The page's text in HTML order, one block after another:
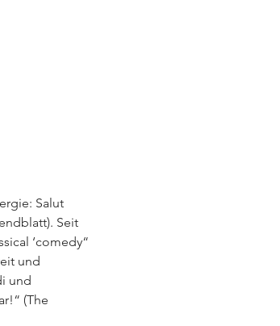
Salut
Seit
‘comedy“
und
und
(The